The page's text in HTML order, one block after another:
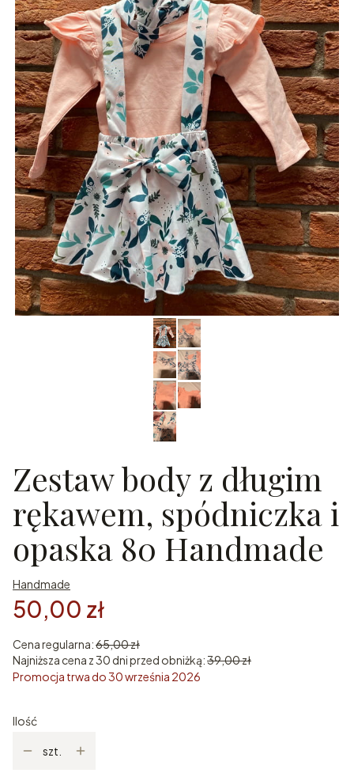
Zestaw body z długim
rękawem, spódniczka i
opaska 80 Handmade
Handmade
50,00 zł
Cena regularna:65,00 zł
Najniższa cena z 30 dni przed obniżką:39,00 zł
Promocja trwa do 30 września 2026
Ilość
szt.